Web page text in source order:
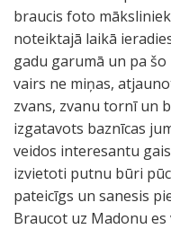
braucis foto
noteiktajā laikā
gadu garumā un pa
vairs ne miņas,
zvans, zvanu tornī un
izgatavots baznīcas
veidos interesantu
izvietoti putnu būri
pateicīgs un sanesis
Braucot uz Madonu